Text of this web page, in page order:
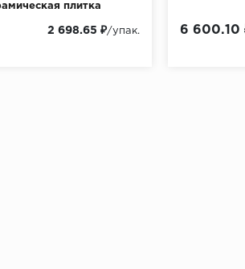
плитка
2 698.65 ₽/упак. 6 600.10